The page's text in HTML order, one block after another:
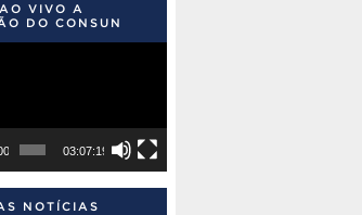
VIVO A
DO CONSUN
03:07:19
NOTÍCIAS